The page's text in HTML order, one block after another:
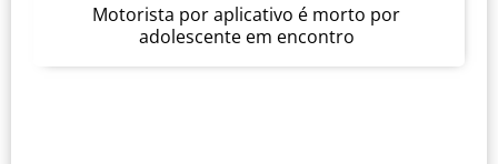
Motorista por aplicativo é morto por
adolescente em encontro